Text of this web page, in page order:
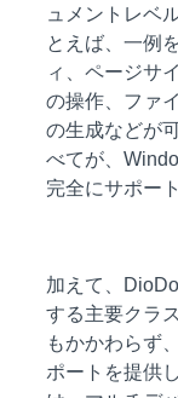
ュメントレベ
とえば、一例
ィ、ページサ
の操作、ファ
の生成などが
べてが、
完全にサポー
加えて、
する主要クラ
もかかわらず
ポートを提供